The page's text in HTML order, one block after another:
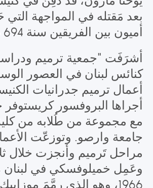
بعد مَقتله في المواجهة
أميون بين الفريقين سنة 694 م.
أشرَفَت "جمعية ترميم
كنائس لبنان في العصور
أعمال ترميم جدرانيات
أجراها البروفسور
مع مجموعة من طُلابه من
جامعة وارصو. وتوزعّت
مراحل تَرميم وأنجزت خلال
وعَمِل خميلوفسكي في لبنان
1966، وهو الذي رمَّمَ